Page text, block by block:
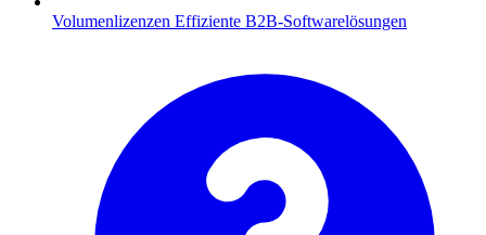
Volumenlizenzen Effiziente B2B-Softwarelösungen